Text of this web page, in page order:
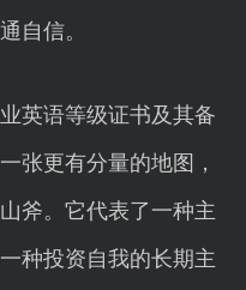
自信。
英语等级证书及其备
张更有分量的地图，
斧。它代表了一种主
种投资自我的长期主